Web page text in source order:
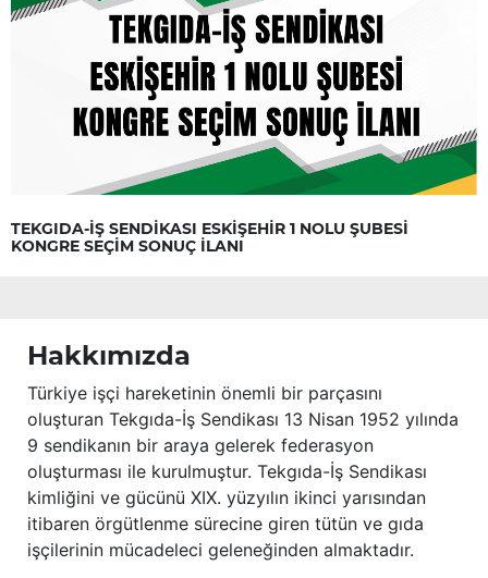
TEKGIDA-İŞ SENDİKASI ESKİŞEHİR 1 NOLU ŞUBESİ
KONGRE SEÇİM SONUÇ İLANI
Hakkımızda
Türkiye işçi hareketinin önemli bir parçasını
oluşturan Tekgıda-İş Sendikası 13 Nisan 1952 yılında
9 sendikanın bir araya gelerek federasyon
oluşturması ile kurulmuştur. Tekgıda-İş Sendikası
kimliğini ve gücünü XIX. yüzyılın ikinci yarısından
itibaren örgütlenme sürecine giren tütün ve gıda
işçilerinin mücadeleci geleneğinden almaktadır.